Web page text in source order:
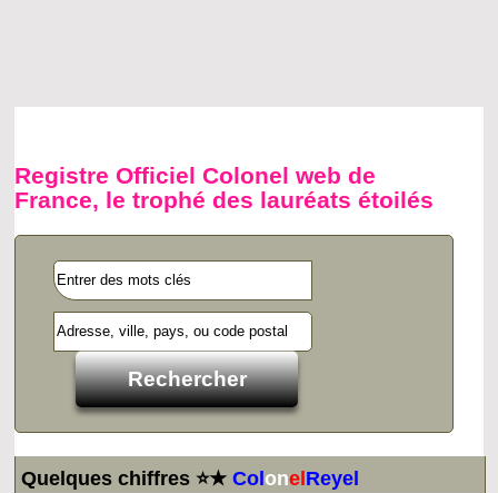
Registre Officiel Colonel web de
France, le trophé des lauréats étoilés
Quelques chiffres ⭐★ColonelReyel